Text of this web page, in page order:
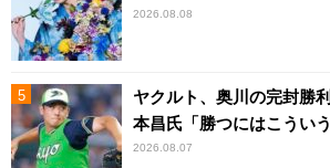
2026.08.08
ヤクルト、奥川の完封勝
本昌氏「勝つにはこうい
2026.08.07